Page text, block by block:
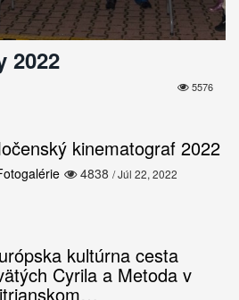
2022
5576
kinematograf 2022
4838 / Júl 22, 2022
kultúrna cesta
Cyrila a Metoda v